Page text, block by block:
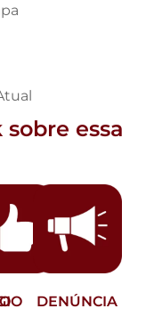
essa
DENÚNCIA